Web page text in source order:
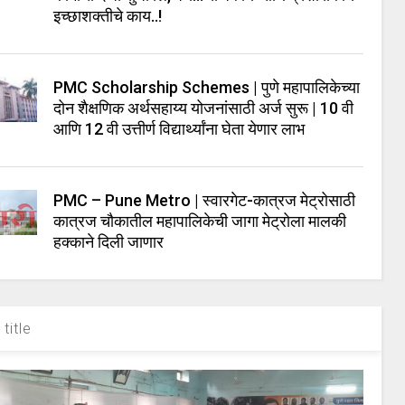
इच्छाशक्तीचे काय..!
PMC Scholarship Schemes | पुणे महापालिकेच्या
दोन शैक्षणिक अर्थसहाय्य योजनांसाठी अर्ज सुरू | 10 वी
आणि 12 वी उत्तीर्ण विद्यार्थ्यांना घेता येणार लाभ
PMC – Pune Metro | स्वारगेट-कात्रज मेट्रोसाठी
कात्रज चौकातील महापालिकेची जागा मेट्रोला मालकी
हक्काने दिली जाणार